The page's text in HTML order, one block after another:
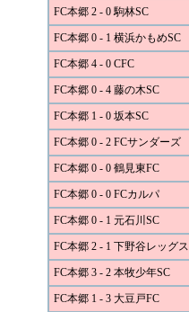
FC本郷 2 - 0 駒林SC
FC本郷 0 - 1 横浜かもめSC
FC本郷 4 - 0 CFC
FC本郷 0 - 4 藤の木SC
FC本郷 1 - 0 坂本SC
FC本郷 0 - 2 FCサンダーズ
FC本郷 0 - 0 鶴見東FC
FC本郷 0 - 0 FCカルパ
FC本郷 0 - 1 元石川SC
FC本郷 2 - 1 下野谷レッグス
FC本郷 3 - 2 本牧少年SC
FC本郷 1 - 3 大豆戸FC